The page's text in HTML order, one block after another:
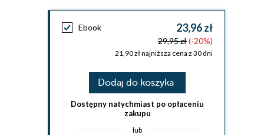
Ebook 23,96 zł
29,95 zł(-20%)
21,90 zł najniższa cena z 30 dni
Dodaj do koszyka
Dostępny natychmiast po opłaceniu
zakupu
lub